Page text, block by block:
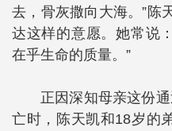
去，骨灰撒向大海。”陈
达这样的意愿。她常说
在乎生命的质量。”
正因深知母亲这份
亡时，陈天凯和18岁的